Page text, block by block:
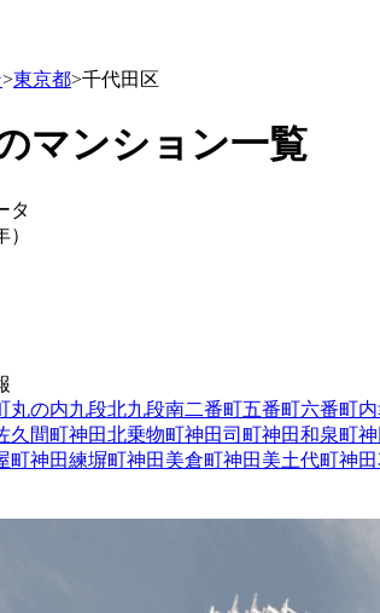
>東京都>千代田区
マンション一覧
タ
）
丸の内九段北九段南二番町五番町六番町
久間町神田北乗物町神田司町神田和泉町
町神田練塀町神田美倉町神田美土代町神